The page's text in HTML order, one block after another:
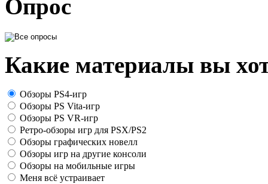
Опрос
Какие материалы вы
Обзоры PS4-игр
Обзоры PS Vita-игр
Обзоры PS VR-игр
Ретро-обзоры игр для PSX/PS2
Обзоры графических новелл
Обзоры игр на другие консоли
Обзоры на мобильные игры
Меня всё устраивает